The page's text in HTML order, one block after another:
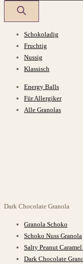
Schokoladig
Fruchtig
Nussig
Klassisch
Energy Balls
Für Allergiker
Alle Granolas
Dark Chocolate Granola
Granola Schoko
Schoko Nuss Granola
Salty Peanut
Dark Chocolate